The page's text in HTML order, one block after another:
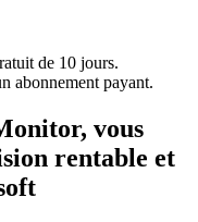
de 10 jours.
abonnement payant.
vous
rentable et